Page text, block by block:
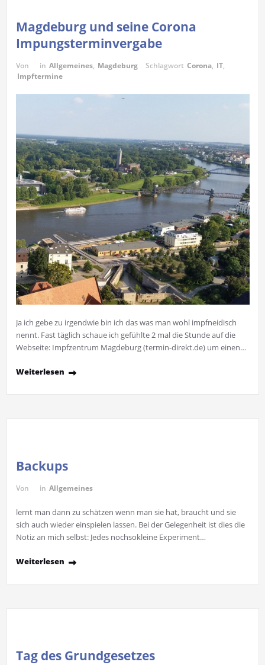
Magdeburg und seine Corona
Impungsterminvergabe
Von in Allgemeines, Magdeburg Schlagwort Corona, IT,
Impftermine
Ja ich gebe zu irgendwie bin ich das was man wohl impfneidisch
nennt. Fast täglich schaue ich gefühlte 2 mal die Stunde auf die
Webseite: Impfzentrum Magdeburg (termin-direkt.de) um einen…
Weiterlesen
Backups
Von in Allgemeines
lernt man dann zu schätzen wenn man sie hat, braucht und sie
sich auch wieder einspielen lassen. Bei der Gelegenheit ist dies die
Notiz an mich selbst: Jedes nochsokleine Experiment…
Weiterlesen
Tag des Grundgesetzes